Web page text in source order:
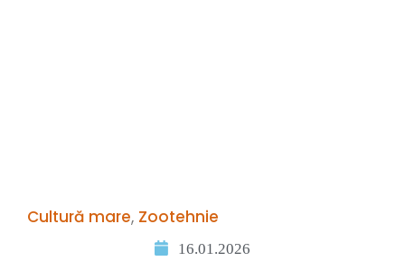
Cultură mare, Zootehnie
16.01.2026